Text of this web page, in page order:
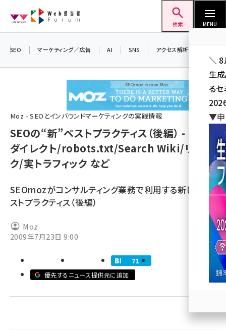
ン
検索 MENU
seo (3541)
ai (2827)
youtube (2449)
note (2323)
セミナー (2318)
z世代 (1632)
SEO マーケティング／広告 AI SNS アクセス解析／データ分析
Moz - SEOとインバウンドマーケティングの実践情報
SEOの“新”ベストプラクティス（後編） - 301リ
ダイレクト/robots.txt/Search Wiki/リン
ク/実トラフィック など
SEOmozがコンサルティング業務で利用する新しいベ
ストプラクティス（後編）
Moz
2009年7月23日 9:00
71
優先するニュース提供元に追加
＼ 8
生
る
▼申